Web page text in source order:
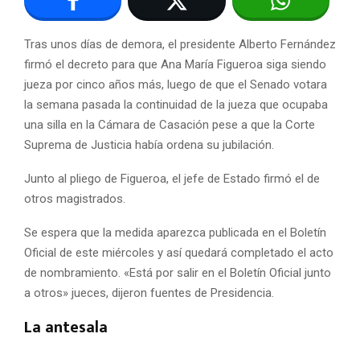
Tras unos días de demora, el presidente Alberto Fernández
firmó el decreto para que Ana María Figueroa siga siendo
jueza por cinco años más, luego de que el Senado votara
la semana pasada la continuidad de la jueza que ocupaba
una silla en la Cámara de Casación pese a que la Corte
Suprema de Justicia había ordena su jubilación.
Junto al pliego de Figueroa, el jefe de Estado firmó el de
otros magistrados.
Se espera que la medida aparezca publicada en el Boletín
Oficial de este miércoles y así quedará completado el acto
de nombramiento. «Está por salir en el Boletín Oficial junto
a otros» jueces, dijeron fuentes de Presidencia.
La antesala